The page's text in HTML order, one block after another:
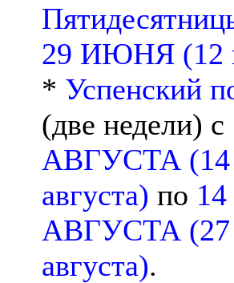
29 ИЮНЯ (12
* Успенский
(две недели) с
АВГУСТА (14
августа) по 14
АВГУСТА (27
августа).